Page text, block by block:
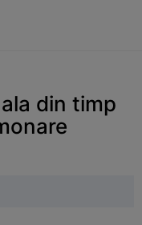
din timp